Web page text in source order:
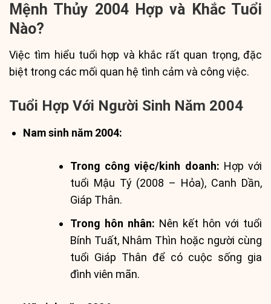
Mệnh Thủy 2004 Hợp và Khắc Tuổi
Nào?
Việc tìm hiểu tuổi hợp và khắc rất quan trọng, đặc
biệt trong các mối quan hệ tình cảm và công việc.
Tuổi Hợp Với Người Sinh Năm 2004
Nam sinh năm 2004:
Trong công việc/kinh doanh: Hợp với
tuổi Mậu Tý (2008 – Hỏa), Canh Dần,
Giáp Thân.
Trong hôn nhân: Nên kết hôn với tuổi
Bính Tuất, Nhâm Thìn hoặc người cùng
tuổi Giáp Thân để có cuộc sống gia
đình viên mãn.